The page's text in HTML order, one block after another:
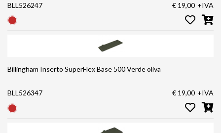
BLL526247 € 19,00 +IVA
Billingham Inserto SuperFlex Base 500 Verde oliva
BLL526347 € 19,00 +IVA